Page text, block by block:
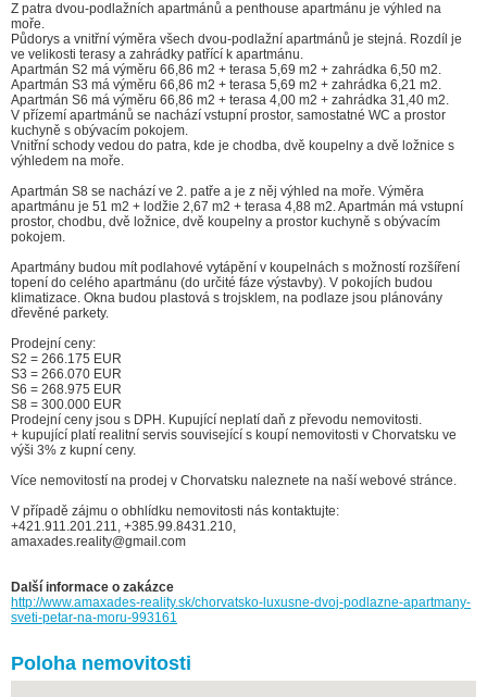
Z patra dvou-podlažních apartmánů a penthouse apartmánu je výhled na
moře.
Půdorys a vnitřní výměra všech dvou-podlažní apartmánů je stejná. Rozdíl je
ve velikosti terasy a zahrádky patřící k apartmánu.
Apartmán S2 má výměru 66,86 m2 + terasa 5,69 m2 + zahrádka 6,50 m2.
Apartmán S3 má výměru 66,86 m2 + terasa 5,69 m2 + zahrádka 6,21 m2.
Apartmán S6 má výměru 66,86 m2 + terasa 4,00 m2 + zahrádka 31,40 m2.
V přízemí apartmánů se nachází vstupní prostor, samostatné WC a prostor
kuchyně s obývacím pokojem.
Vnitřní schody vedou do patra, kde je chodba, dvě koupelny a dvě ložnice s
výhledem na moře.
Apartmán S8 se nachází ve 2. patře a je z něj výhled na moře. Výměra
apartmánu je 51 m2 + lodžie 2,67 m2 + terasa 4,88 m2. Apartmán má vstupní
prostor, chodbu, dvě ložnice, dvě koupelny a prostor kuchyně s obývacím
pokojem.
Apartmány budou mít podlahové vytápění v koupelnách s možností rozšíření
topení do celého apartmánu (do určité fáze výstavby). V pokojích budou
klimatizace. Okna budou plastová s trojsklem, na podlaze jsou plánovány
dřevěné parkety.
Prodejní ceny:
S2 = 266.175 EUR
S3 = 266.070 EUR
S6 = 268.975 EUR
S8 = 300.000 EUR
Prodejní ceny jsou s DPH. Kupující neplatí daň z převodu nemovitosti.
+ kupující platí realitní servis související s koupí nemovitosti v Chorvatsku ve
výši 3% z kupní ceny.
Více nemovitostí na prodej v Chorvatsku naleznete na naší webové stránce.
V případě zájmu o obhlídku nemovitosti nás kontaktujte:
+421.911.201.211, +385.99.8431.210,
amaxades.reality@gmail.com
Další informace o zakázce
http://www.amaxades-reality.sk/chorvatsko-luxusne-dvoj-podlazne-apartmany-
sveti-petar-na-moru-993161
Poloha nemovitosti